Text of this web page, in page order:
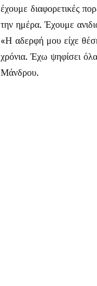
έχουμε διαφορετικές
την ημέρα. Έχουμε
«Η αδερφή μου είχε
χρόνια. Έχω ψηφίσει
Μάνδρου.